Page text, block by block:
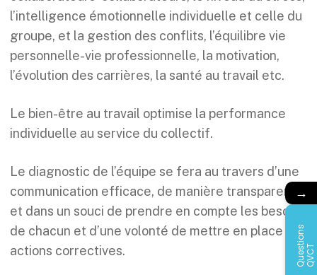
l’intelligence émotionnelle individuelle et celle du
groupe, et la gestion des conflits, l’équilibre vie
personnelle-vie professionnelle, la motivation,
l’évolution des carrières, la santé au travail etc.
Le bien-être au travail optimise la performance
individuelle au service du collectif.
Le diagnostic de l’équipe se fera au travers d’une
communication efficace, de manière transparente
et dans un souci de prendre en compte les besoins
de chacun et d’une volonté de mettre en place des
actions correctives.
→
Q
u
e
st
i
o
n
s
Q
V
CT